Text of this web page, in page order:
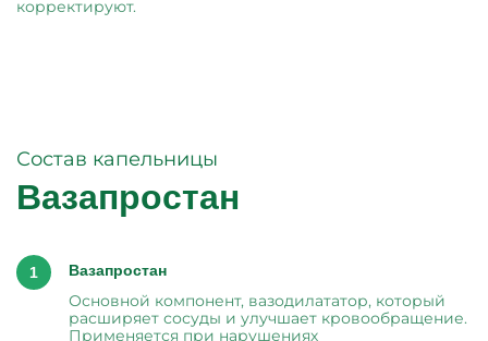
корректируют.
Состав капельницы
Вазапростан
Вазапростан
Основной компонент, вазодилататор, который
расширяет сосуды и улучшает кровообращение.
Применяется при нарушениях